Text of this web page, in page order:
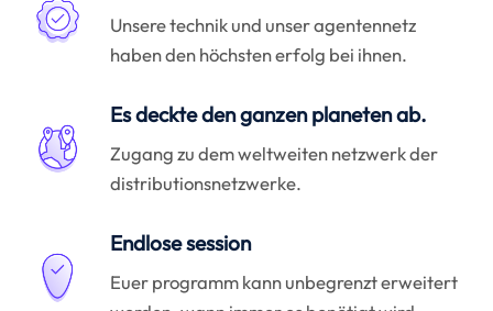
Unsere technik und unser agentennetz
haben den höchsten erfolg bei ihnen.
Es deckte den ganzen planeten ab.
Zugang zu dem weltweiten netzwerk der
distributionsnetzwerke.
Endlose session
Euer programm kann unbegrenzt erweitert